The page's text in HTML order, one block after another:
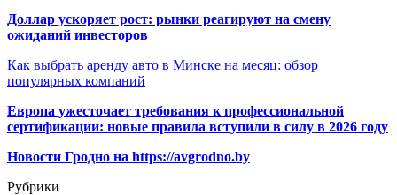
Доллар ускоряет рост: рынки реагируют на смену
ожиданий инвесторов
Как выбрать аренду авто в Минске на месяц: обзор
популярных компаний
Европа ужесточает требования к профессиональной
сертификации: новые правила вступили в силу в 2026 году
Новости Гродно на https://avgrodno.by
Рубрики